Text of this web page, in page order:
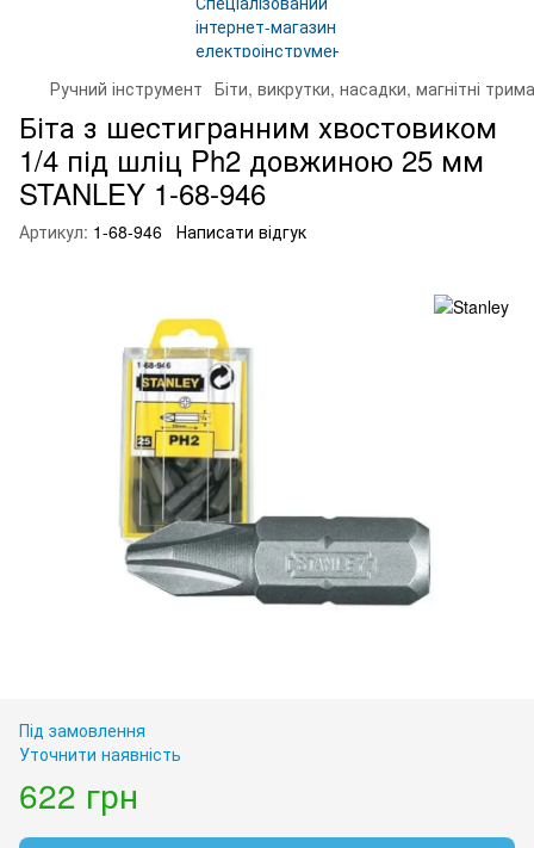
Ручний інструмент Біти, викрутки, насадки, магнітні
Біта з шестигранним хвостовиком
1/4 під шліц Ph2 довжиною 25 мм
STANLEY 1-68-946
Артикул: 1-68-946 Написати відгук
Під замовлення
Уточнити наявність
622 грн